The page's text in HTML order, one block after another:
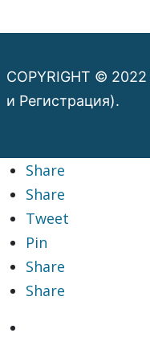
COPYRIGHT ©
и Регистрация).
Share
Share
Tweet
Pin
Share
Share